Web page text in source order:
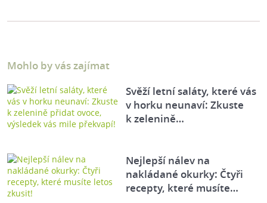
Mohlo by vás zajímat
Svěží letní saláty, které vás
v horku neunaví: Zkuste
k zelenině…
Nejlepší nálev na
nakládané okurky: Čtyři
recepty, které musíte…